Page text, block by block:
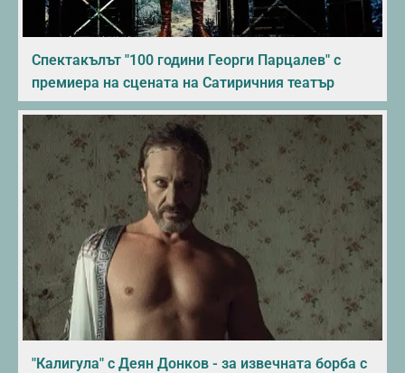
Спектакълът "100 години Георги Парцалев" с
премиера на сцената на Сатиричния театър
"Калигула" с Деян Донков - за извечната борба с